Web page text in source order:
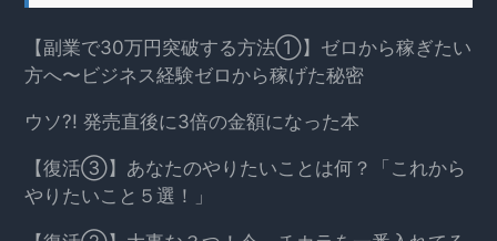
【副業で30万円突破する方法①】ゼロから稼ぎたい
方へ〜ビジネス経験ゼロから稼げた秘密
ウソ?! 発売直後に3倍の金額になった本
【復活③】あなたのやりたいことは何？「これから
やりたいこと５選！」